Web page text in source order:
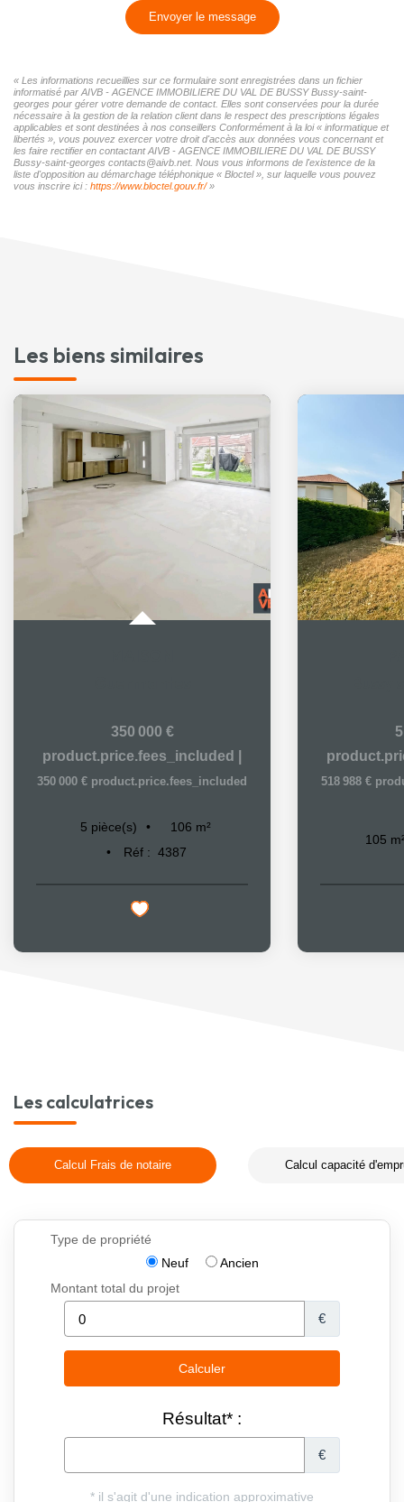
Envoyer le message
« Les informations recueillies sur ce formulaire sont enregistrées dans un fichier
informatisé par AIVB - AGENCE IMMOBILIERE DU VAL DE BUSSY Bussy-saint-
georges pour gérer votre demande de contact. Elles sont conservées pour la durée
nécessaire à la gestion de la relation client dans le respect des prescriptions légales
applicables et sont destinées à nos conseillers Conformément à la loi « informatique et
libertés », vous pouvez exercer votre droit d'accès aux données vous concernant et
les faire rectifier en contactant AIVB - AGENCE IMMOBILIERE DU VAL DE BUSSY
Bussy-saint-georges contacts@aivb.net. Nous vous informons de l'existence de la
liste d'opposition au démarchage téléphonique « Bloctel », sur laquelle vous pouvez
vous inscrire ici : https://www.bloctel.gouv.fr/»
Les biens similaires
350 000 €
product.price.fees_included
350 000 € product.price.fees_included
5 pièce(s) 106 m²
Réf : 4387
518 988 €
105
Les calculatrices
Calcul Frais de notaire Calcul capacité